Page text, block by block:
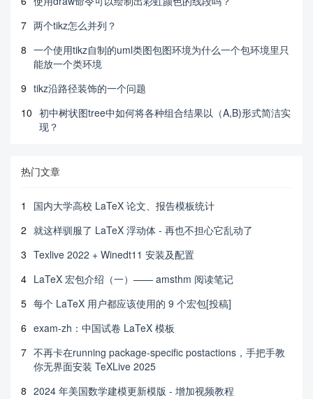
7 两个tikz怎么并列？
8 一个使用tikz自制的uml类图包图环境为什么一个包环境里只
能放一个类环境
9 tikz沿路径装饰的一个问题
10 初中树状图tree中如何将各种组合结果以（A,B)形式简洁实
现？
热门文章
1
国内大学高校 LaTeX 论文、报告模板统计
2 就这样驯服了 LaTeX 浮动体 - 再也不担心它乱动了
3 Texlive 2022 + Winedt11 安装及配置
4 LaTeX 宏包介绍（一）—— amsthm 阅读笔记
5 每个 LaTeX 用户都应该使用的 9 个宏包[投稿]
6 exam-zh：中国试卷 LaTeX 模板
7 不再卡在running package-specific postactions，手把手教
你无界面安装 TeXLive 2025
8 2024 年美国数学建模更新模版 - 增加视频教程